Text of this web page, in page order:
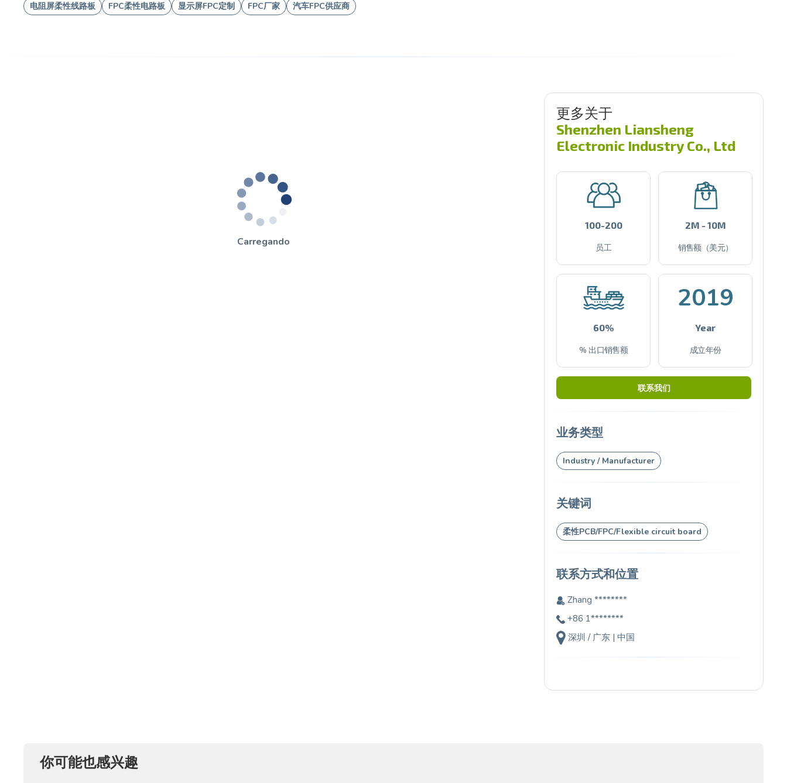
电阻屏柔性线路板 FPC柔性电路板 显示屏FPC定制 FPC厂家 汽车FPC供应商
Carregando
更多关于
Shenzhen Liansheng
Electronic Industry Co., Ltd
100-200
员工
2M - 10M
销售额（美元）
60%
% 出口销售额
2019
Year
成立年份
联系我们
业务类型
Industry / Manufacturer
关键词
柔性PCB/FPC/Flexible circuit board
联系方式和位置
Zhang ********
+86 1********
深圳 / 广东 | 中国
你可能也感兴趣